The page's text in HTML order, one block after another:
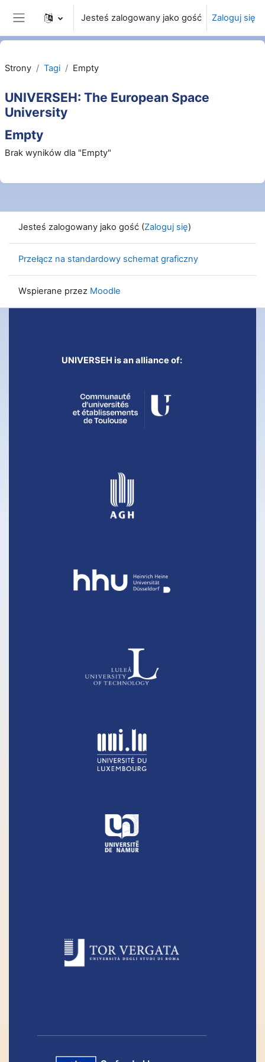
Przejdź do głównej zawartości
Panel boczny
Jesteś zalogowany jako gość Zaloguj się
Strony Tagi Empty
UNIVERSEH: The European Space
University
Empty
Brak wyników dla "Empty"
Jesteś zalogowany jako gość (Zaloguj się)
Przełącz na standardowy schemat graficzny
Wspierane przez Moodle
UNIVERSEH is an alliance of: